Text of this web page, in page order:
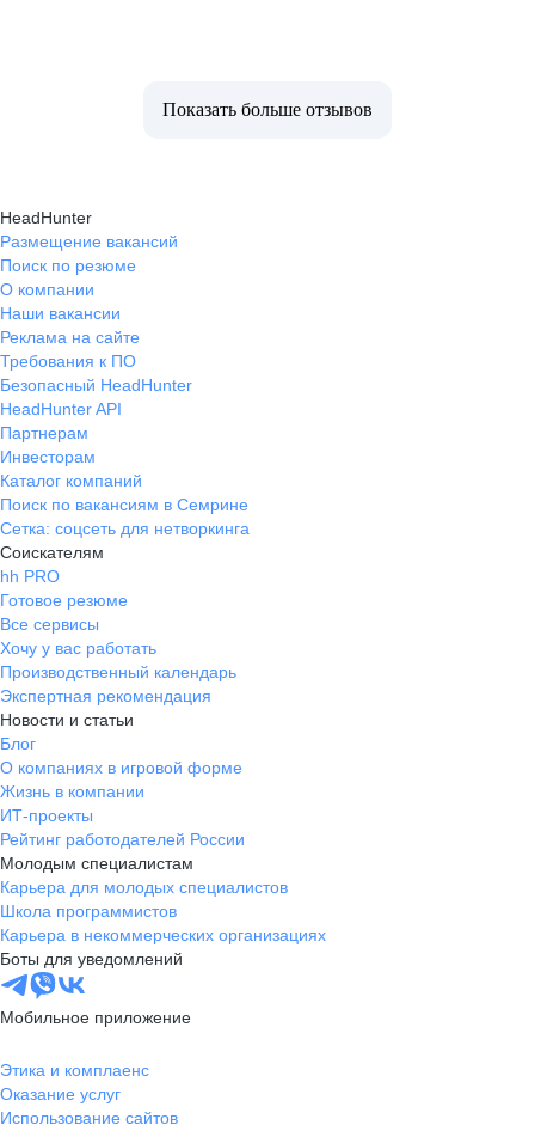
Показать больше отзывов
HeadHunter
Размещение вакансий
Поиск по резюме
О компании
Наши вакансии
Реклама на сайте
Требования к ПО
Безопасный HeadHunter
HeadHunter API
Партнерам
Инвесторам
Каталог компаний
Поиск по вакансиям в Семрине
Сетка: соцсеть для нетворкинга
Соискателям
hh PRO
Готовое резюме
Все сервисы
Хочу у вас работать
Производственный календарь
Экспертная рекомендация
Новости и статьи
Блог
О компаниях в игровой форме
Жизнь в компании
ИТ-проекты
Рейтинг работодателей России
Молодым специалистам
Карьера для молодых специалистов
Школа программистов
Карьера в некоммерческих организациях
Боты для уведомлений
Мобильное приложение
Этика и комплаенс
Оказание услуг
Использование сайтов